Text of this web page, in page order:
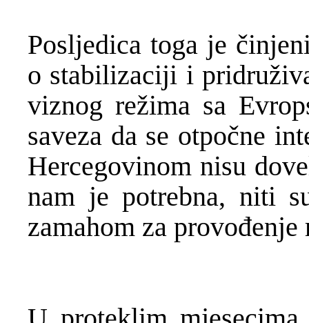
Posljedica toga je
o stabilizaciji i
viznog režima sa
saveza da se otpočne
Hercegovinom nisu
nam je potrebna, niti
zamahom za